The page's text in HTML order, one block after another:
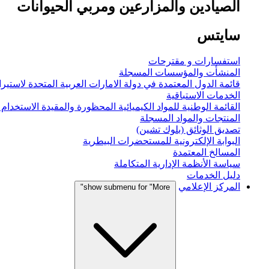
الصيادين والمزارعين ومربي الحيوانات
سايتس
استفسارات و مقترحات
المنشأت والمؤسسات المسجلة
قائمة الدول المعتمدة في دولة الامارات العربية المتحدة
الخدمات الاستباقية
القائمة الوطنية للمواد الكيميائية المحظورة والمقيدة
المنتجات والمواد المسجلة
تصديق الوثائق (بلوك تشين)
البوابة الإلكترونية للمستحضرات البيطرية
المسالخ المعتمدة
سياسة الأنظمة الإدارية المتكاملة
دليل الخدمات
المركز الإعلامي
show submenu for "More"